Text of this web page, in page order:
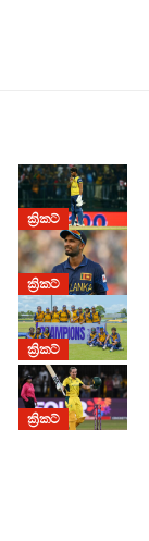
ක්‍රිකට්
ක්‍රිකට්
ක්‍රිකට්
ක්‍රිකට්